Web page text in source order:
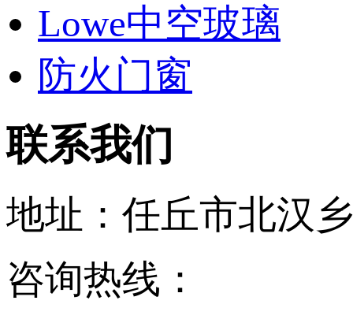
Lowe中空玻璃
防火门窗
联系我们
地址：任丘市北汉
咨询热线：